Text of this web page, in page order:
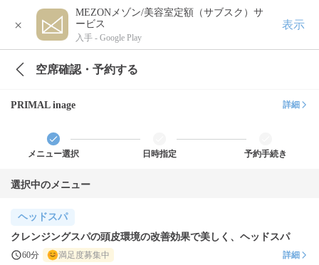
×
MEZONメゾン/美容室定額（サブスク）サ
ービス
入手 - Google Play
表示
空席確認・予約する
PRIMAL inage 詳細
メニュー選択 日時指定 予約手続き
選択中のメニュー
ヘッドスパ
クレンジングスパの頭皮環境の改善効果で美しく、ヘッドスパ
60分 満足度募集中 詳細